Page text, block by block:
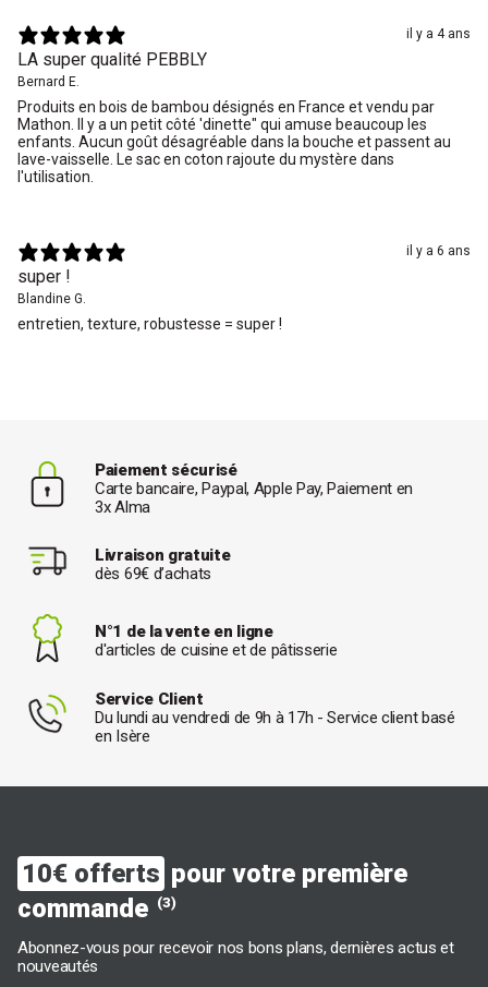
il y a 4 ans
LA super qualité PEBBLY
Bernard E.
Produits en bois de bambou désignés en France et vendu par
Mathon. Il y a un petit côté 'dinette" qui amuse beaucoup les
enfants. Aucun goût désagréable dans la bouche et passent au
lave-vaisselle. Le sac en coton rajoute du mystère dans
l'utilisation.
il y a 6 ans
super !
Blandine G.
entretien, texture, robustesse = super !
Paiement sécurisé
Carte bancaire, Paypal, Apple Pay, Paiement en
3x Alma
Livraison gratuite
dès 69€ d’achats
N°1 de la vente en ligne
d'articles de cuisine et de pâtisserie
Service Client
Du lundi au vendredi de 9h à 17h - Service client basé
en Isère
10€ offerts pour votre première
commande (3)
Abonnez-vous pour recevoir nos bons plans, dernières actus et
nouveautés